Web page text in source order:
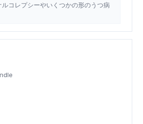
コレプシーやいくつかの形のうつ病